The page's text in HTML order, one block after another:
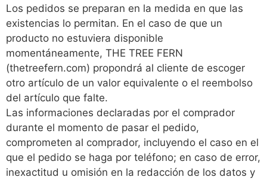
Los pedidos se preparan en la medida en que las
existencias lo permitan. En el caso de que un
producto no estuviera disponible
momentáneamente, THE TREE FERN
(thetreefern.com) propondrá al cliente de escoger
otro artículo de un valor equivalente o el reembolso
del artículo que falte.
Las informaciones declaradas por el comprador
durante el momento de pasar el pedido,
comprometen al comprador, incluyendo el caso en el
que el pedido se haga por teléfono; en caso de error,
inexactitud u omisión en la redacción de los datos y